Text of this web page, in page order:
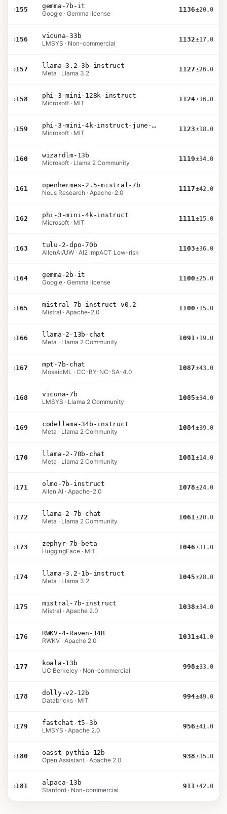
›155
gemma-7b-it
Google · Gemma license
1136±20.0
›156
vicuna-33b
LMSYS · Non-commercial
1132±17.0
›157
llama-3.2-3b-instruct
Meta · Llama 3.2
1127±26.0
›158
phi-3-mini-128k-instruct
Microsoft · MIT
1124±16.0
›159
phi-3-mini-4k-instruct-june-2024
Microsoft · MIT
1123±18.0
›160
wizardlm-13b
Microsoft · Llama 2 Community
1119±34.0
›161
openhermes-2.5-mistral-7b
Nous Research · Apache-2.0
1117±42.0
›162
phi-3-mini-4k-instruct
Microsoft · MIT
1111±15.0
›163
tulu-2-dpo-70b
AllenAI/UW · AI2 ImpACT Low-risk
1103±36.0
›164
gemma-2b-it
Google · Gemma license
1100±25.0
›165
mistral-7b-instruct-v0.2
Mistral · Apache-2.0
1100±15.0
›166
llama-2-13b-chat
Meta · Llama 2 Community
1091±19.0
›167
mpt-7b-chat
MosaicML · CC-BY-NC-SA-4.0
1087±43.0
›168
vicuna-7b
LMSYS · Llama 2 Community
1085±34.0
›169
codellama-34b-instruct
Meta · Llama 2 Community
1084±39.0
›170
llama-2-70b-chat
Meta · Llama 2 Community
1081±14.0
›171
olmo-7b-instruct
Allen AI · Apache-2.0
1078±24.0
›172
llama-2-7b-chat
Meta · Llama 2 Community
1061±20.0
›173
zephyr-7b-beta
HuggingFace · MIT
1046±31.0
›174
llama-3.2-1b-instruct
Meta · Llama 3.2
1045±28.0
›175
mistral-7b-instruct
Mistral · Apache 2.0
1038±34.0
›176
RWKV-4-Raven-14B
RWKV · Apache 2.0
1031±41.0
›177
koala-13b
UC Berkeley · Non-commercial
998±33.0
›178
dolly-v2-12b
Databricks · MIT
994±49.0
›179
fastchat-t5-3b
LMSYS · Apache 2.0
956±41.0
›180
oasst-pythia-12b
Open Assistant · Apache 2.0
938±35.0
›181
alpaca-13b
Stanford · Non-commercial
911±42.0